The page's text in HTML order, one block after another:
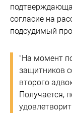
согласие на
подсудимый
"На момент
защитников
второго
Получается,